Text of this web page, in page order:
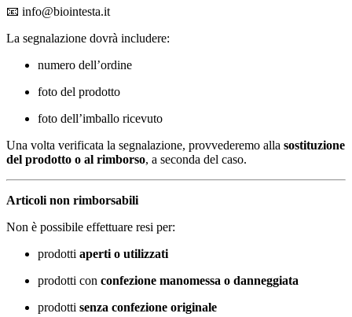
📧 info@biointesta.it
La segnalazione dovrà includere:
numero dell’ordine
foto del prodotto
foto dell’imballo ricevuto
Una volta verificata la segnalazione, provvederemo alla sostituzione
del prodotto o al rimborso, a seconda del caso.
Articoli non rimborsabili
Non è possibile effettuare resi per:
prodotti aperti o utilizzati
prodotti con confezione manomessa o danneggiata
prodotti senza confezione originale